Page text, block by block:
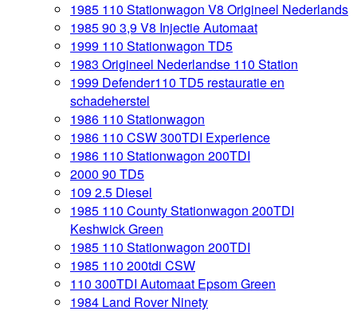
1985 110 Stationwagon V8 Origineel Nederlands
1985 90 3,9 V8 Injectie Automaat
1999 110 Stationwagon TD5
1983 Origineel Nederlandse 110 Station
1999 Defender110 TD5 restauratie en
schadeherstel
1986 110 Stationwagon
1986 110 CSW 300TDI Experience
1986 110 Stationwagon 200TDI
2000 90 TD5
109 2.5 Diesel
1985 110 County Stationwagon 200TDI
Keshwick Green
1985 110 Stationwagon 200TDI
1985 110 200tdi CSW
110 300TDI Automaat Epsom Green
1984 Land Rover Ninety